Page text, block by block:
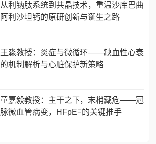
从利钠肽系统到共晶技术，重温沙库巴曲
阿利沙坦钙的原研创新与诞生之路
王淼教授：炎症与微循环——缺血性心衰
的机制解析与心脏保护新策略
童嘉毅教授：主干之下，末梢藏危——冠
脉微血管病变，HFpEF的关键推手